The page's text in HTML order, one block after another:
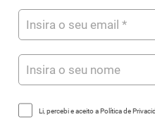
Li, percebi e aceito a Política de